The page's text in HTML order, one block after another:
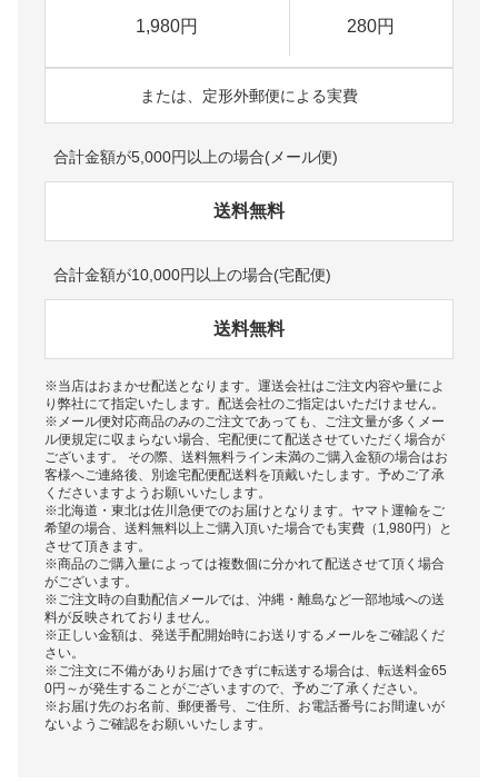
1,980円 280円
または、定形外郵便による実費
合計金額が5,000円以上の場合(メール便)
送料無料
合計金額が10,000円以上の場合(宅配便)
送料無料
※当店はおまかせ配送となります。運送会社はご注文内容や量によ
り弊社にて指定いたします。配送会社のご指定はいただけません。
※メール便対応商品のみのご注文であっても、ご注文量が多くメー
ル便規定に収まらない場合、宅配便にて配送させていただく場合が
ございます。 その際、送料無料ライン未満のご購入金額の場合はお
客様へご連絡後、別途宅配便配送料を頂戴いたします。予めご了承
くださいますようお願いいたします。
※北海道・東北は佐川急便でのお届けとなります。ヤマト運輸をご
希望の場合、送料無料以上ご購入頂いた場合でも実費（1,980円）と
させて頂きます。
※商品のご購入量によっては複数個に分かれて配送させて頂く場合
がございます。
※ご注文時の自動配信メールでは、沖縄・離島など一部地域への送
料が反映されておりません。
※正しい金額は、発送手配開始時にお送りするメールをご確認くだ
さい。
※ご注文に不備がありお届けできずに転送する場合は、転送料金65
0円～が発生することがございますので、予めご了承ください。
※お届け先のお名前、郵便番号、ご住所、お電話番号にお間違いが
ないようご確認をお願いいたします。